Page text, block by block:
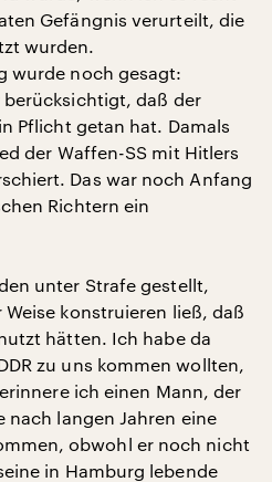
Gefängnis verurteilt, die
wurden.
wurde noch gesagt:
daß der
Pflicht getan hat. Damals
der Waffen-SS mit Hitlers
Das war noch Anfang
Richtern ein
unter Strafe gestellt,
konstruieren ließ, daß
hätten. Ich habe da
zu uns kommen wollten,
ich einen Mann, der
nach langen Jahren eine
obwohl er noch nicht
in Hamburg lebende